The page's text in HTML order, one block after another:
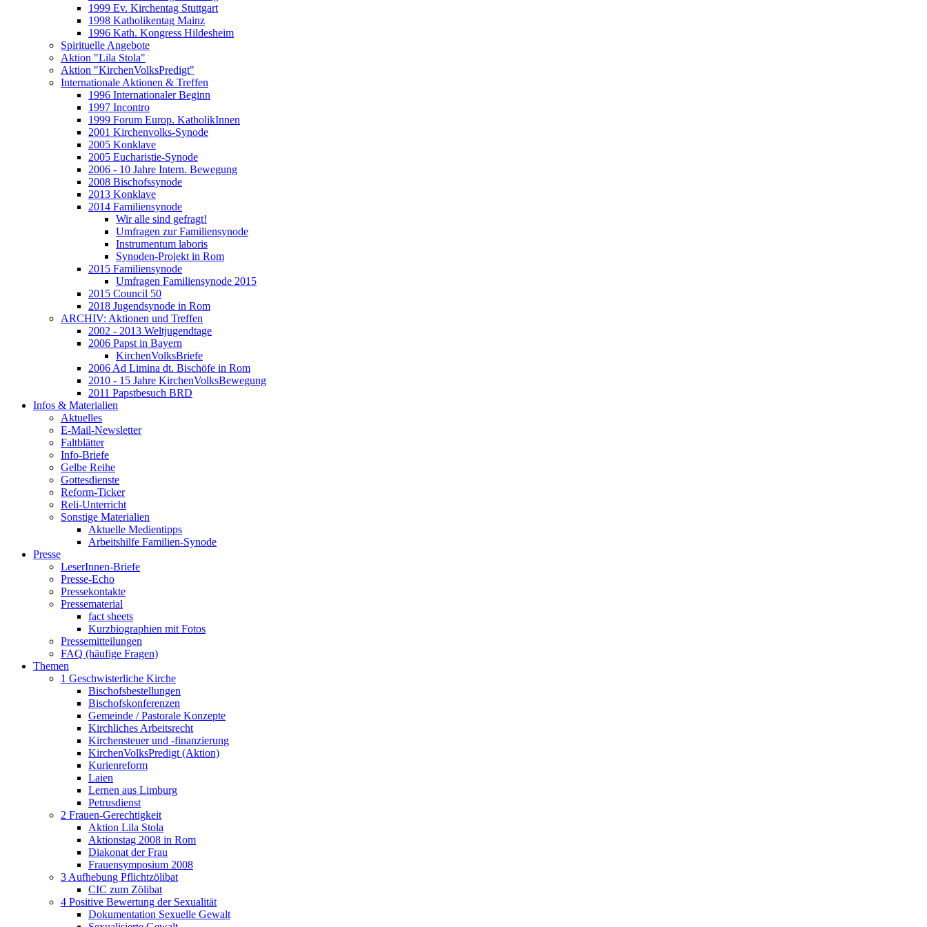
1999 Ev. Kirchentag Stuttgart
1998 Katholikentag Mainz
1996 Kath. Kongress Hildesheim
Spirituelle Angebote
Aktion "Lila Stola"
Aktion "KirchenVolksPredigt"
Internationale Aktionen & Treffen
1996 Internationaler Beginn
1997 Incontro
1999 Forum Europ. KatholikInnen
2001 Kirchenvolks-Synode
2005 Konklave
2005 Eucharistie-Synode
2006 - 10 Jahre Intern. Bewegung
2008 Bischofssynode
2013 Konklave
2014 Familiensynode
Wir alle sind gefragt!
Umfragen zur Familiensynode
Instrumentum laboris
Synoden-Projekt in Rom
2015 Familiensynode
Umfragen Familiensynode 2015
2015 Council 50
2018 Jugendsynode in Rom
ARCHIV: Aktionen und Treffen
2002 - 2013 Weltjugendtage
2006 Papst in Bayern
KirchenVolksBriefe
2006 Ad Limina dt. Bischöfe in Rom
2010 - 15 Jahre KirchenVolksBewegung
2011 Papstbesuch BRD
Infos & Materialien
Aktuelles
E-Mail-Newsletter
Faltblätter
Info-Briefe
Gelbe Reihe
Gottesdienste
Reform-Ticker
Reli-Unterricht
Sonstige Materialien
Aktuelle Medientipps
Arbeitshilfe Familien-Synode
Presse
LeserInnen-Briefe
Presse-Echo
Pressekontakte
Pressematerial
fact sheets
Kurzbiographien mit Fotos
Pressemitteilungen
FAQ (häufige Fragen)
Themen
1 Geschwisterliche Kirche
Bischofsbestellungen
Bischofskonferenzen
Gemeinde / Pastorale Konzepte
Kirchliches Arbeitsrecht
Kirchensteuer und -finanzierung
KirchenVolksPredigt (Aktion)
Kurienreform
Laien
Lernen aus Limburg
Petrusdienst
2 Frauen-Gerechtigkeit
Aktion Lila Stola
Aktionstag 2008 in Rom
Diakonat der Frau
Frauensymposium 2008
3 Aufhebung Pflichtzölibat
CIC zum Zölibat
4 Positive Bewertung der Sexualität
Dokumentation Sexuelle Gewalt